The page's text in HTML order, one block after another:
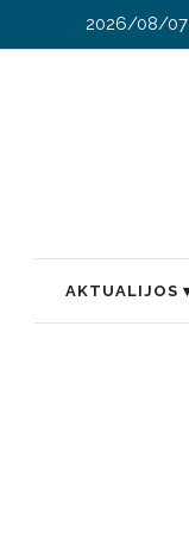
2026/08/07
AKTUALIJOS